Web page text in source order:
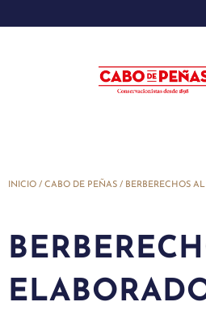
INICIO / CABO DE PEÑAS / BERBERECHOS